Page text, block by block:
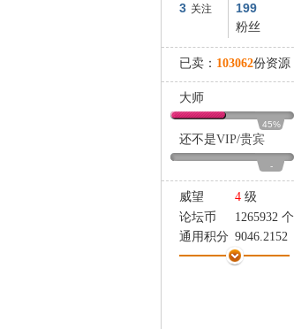
家
3 关注 199
粉丝
已卖： 103062份资源
大师
45%
还不是VIP/贵宾
-
威望 4 级
论坛币
1265932 个
通用积分 9046.2152
学术水平
678 点